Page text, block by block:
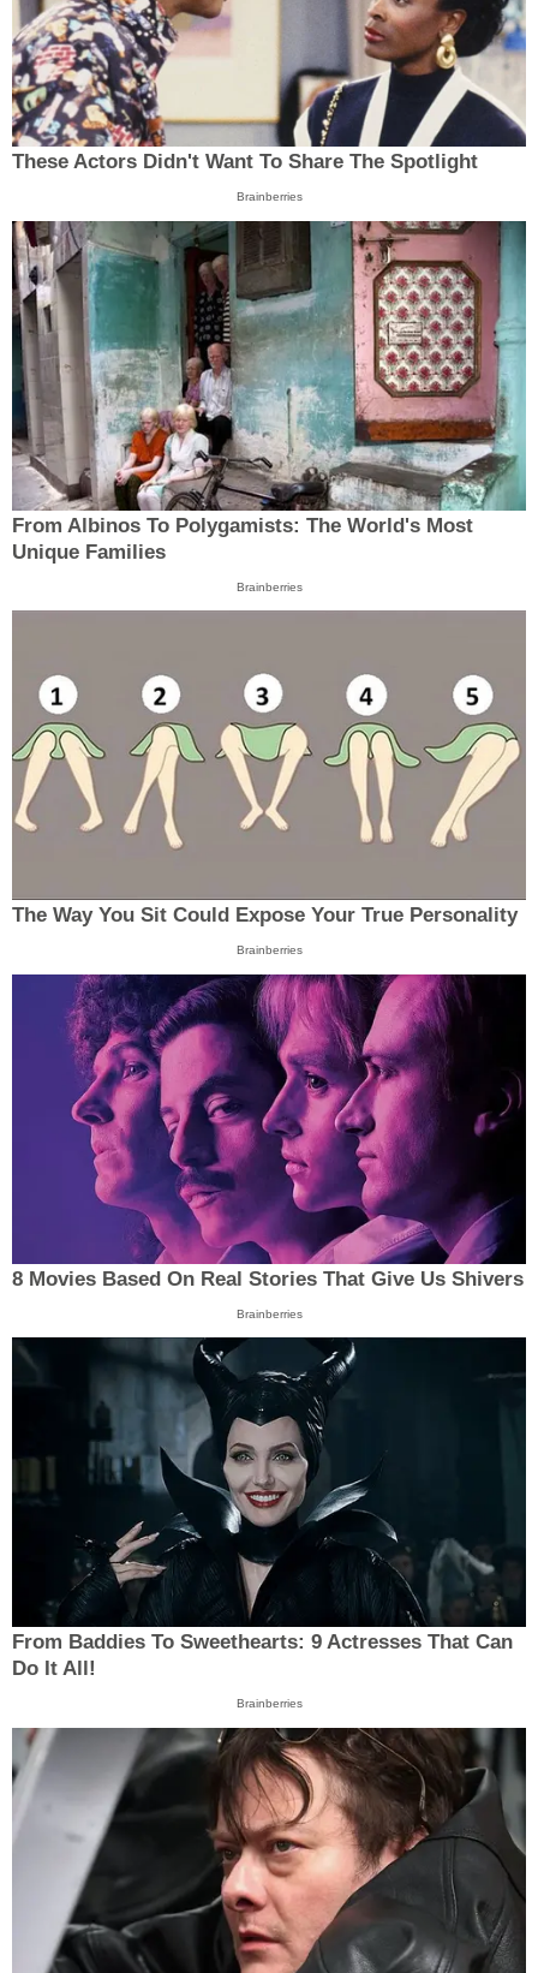
These Actors Didn't Want To Share The Spotlight
Brainberries
From Albinos To Polygamists: The World's Most
Unique Families
Brainberries
The Way You Sit Could Expose Your True Personality
Brainberries
8 Movies Based On Real Stories That Give Us Shivers
Brainberries
From Baddies To Sweethearts: 9 Actresses That Can
Do It All!
Brainberries